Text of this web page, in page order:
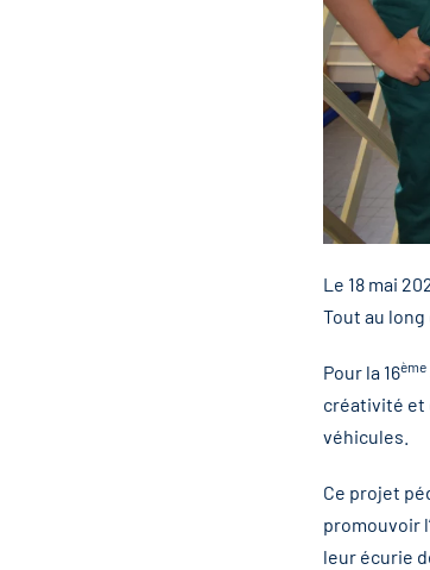
Le 18 mai
Tout au
Pour la 16ème
créativité et
véhicules.
Ce projet
promouvoir
leur écurie